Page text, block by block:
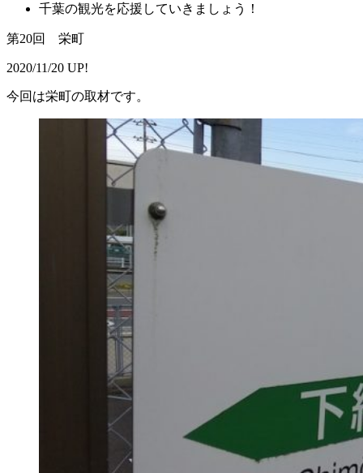
千葉の観光を応援していきましょう！
第20回 栄町
2020/11/20 UP!
今回は栄町の取材です。